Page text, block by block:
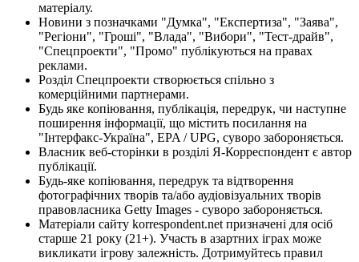
матеріалу.
Новини з позначками "Думка", "Експертиза", "Заява",
"Регіони", "Гроші", "Влада", "Вибори", "Тест-драйв",
"Спецпроекти", "Промо" публікуються на правах
реклами.
Розділ Спецпроекти створюється спільно з
комерційними партнерами.
Будь яке копіювання, публікація, передрук, чи наступне
поширення інформації, що містить посилання на
"Інтерфакс-Україна", EPA / UPG, суворо забороняється.
Власник веб-сторінки в розділі Я-Корреспондент є автор
публікації.
Будь-яке копіювання, передрук та відтворення
фотографічних творів та/або аудіовізуальних творів
правовласника Getty Images - суворо забороняється.
Матеріали сайту korrespondent.net призначені для осіб
старше 21 року (21+). Участь в азартних іграх може
викликати ігрову залежність. Дотримуйтесь правил